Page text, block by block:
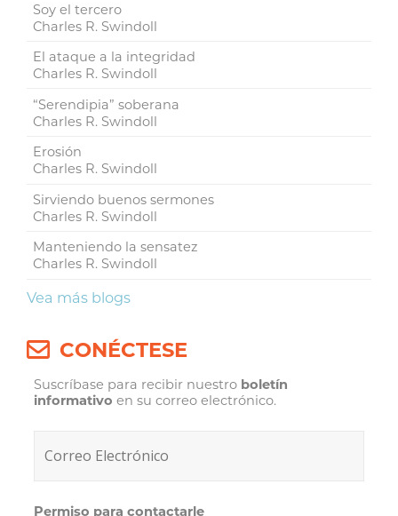
Soy el tercero
Charles R. Swindoll
El ataque a la integridad
Charles R. Swindoll
“Serendipia” soberana
Charles R. Swindoll
Erosión
Charles R. Swindoll
Sirviendo buenos sermones
Charles R. Swindoll
Manteniendo la sensatez
Charles R. Swindoll
Vea más blogs
CONÉCTESE
Suscríbase para recibir nuestro boletín
informativo en su correo electrónico.
Permiso para contactarle